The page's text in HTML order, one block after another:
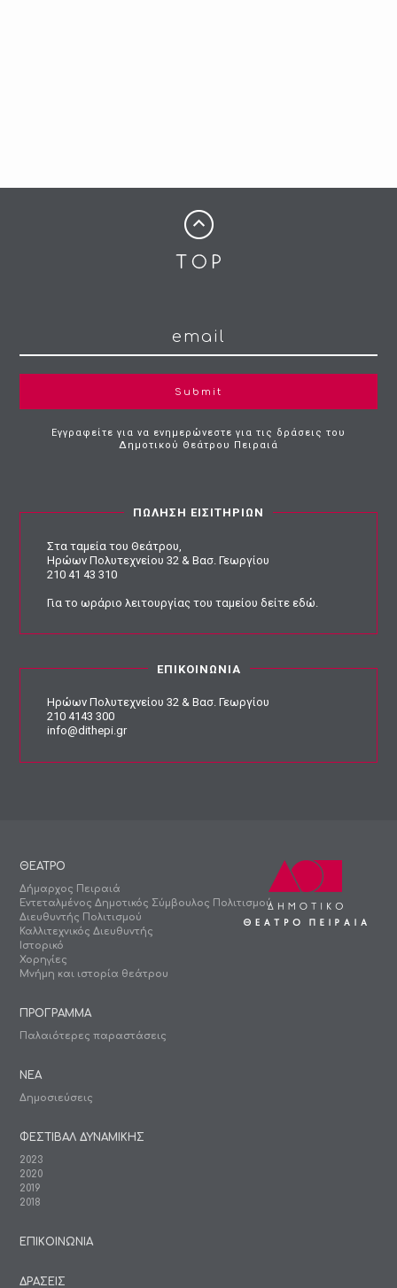
Submit
Εγγραφείτε για να ενημερώνεστε για τις δράσεις του
Δημοτικού Θεάτρου Πειραιά
ΠΩΛΗΣΗ ΕΙΣΙΤΗΡΙΩΝ
Στα ταμεία του Θεάτρου,
Ηρώων Πολυτεχνείου 32 & Βασ. Γεωργίου
210 41 43 310
Για το ωράριο λειτουργίας του ταμείουδείτε εδώ
ΕΠΙΚΟΙΝΩΝΙΑ
Ηρώων Πολυτεχνείου 32 & Βασ. Γεωργίου
210 4143 300
info@dithepi.gr
ΘΕΑΤΡΟ
Δήμαρχος Πειραιά
Εντεταλμένος Δημοτικός Σύμβουλος Πολιτισμού
Διευθυντής Πολιτισμού
Καλλιτεχνικός Διευθυντής
Ιστορικό
Χορηγίες
Μνήμη και ιστορία θεάτρου
ΠΡΟΓΡΑΜΜΑ
Παλαιότερες παραστάσεις
ΝΕΑ
Δημοσιεύσεις
ΦΕΣΤΙΒΑΛ ΔΥΝΑΜΙΚΗΣ
2023
2020
2019
2018
ΕΠΙΚΟΙΝΩΝΙΑ
ΔΡΑΣΕΙΣ